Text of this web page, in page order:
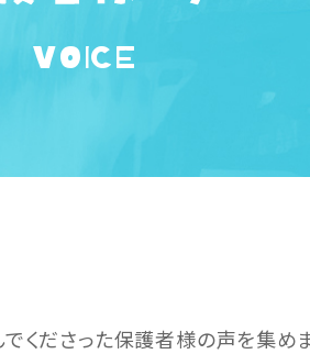
感動ストーリー
VOICE
くださった保護者様の声を集め